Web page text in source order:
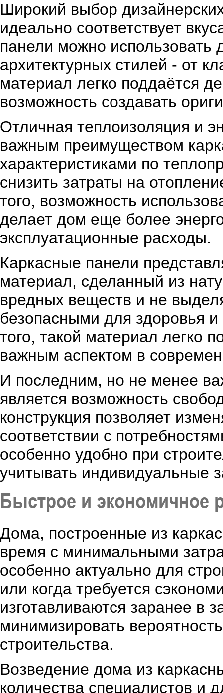
Широкий выбор
идеально соответствует
панели можно использовать
архитектурных стилей - от
материал легко поддаётся
возможность создавать
Отличная теплоизоляция и
важным преимуществом
характеристиками по
снизить затраты на
того, возможность
делает дом еще более
эксплуатационные расходы.
Каркасные панели
материал, сделанный из
вредных веществ и не
безопасными для здоровья
того, такой материал легко
важным аспектом в
И последним, но не менее
является возможность
конструкция позволяет
соответствии с
особенно удобно при
учитывать индивидуальные
Быстрое и экономичное
Дома, построенные из
время с минимальными
особенно актуально для
или когда требуется
изготавливаются заранее в
минимизировать
строительства.
Возведение дома из
количества специалистов и